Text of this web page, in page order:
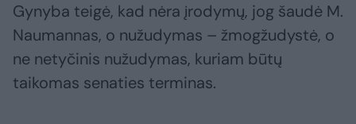
Gynyba teigė, kad nėra įrodymų, jog šaudė M.
Naumannas, o nužudymas – žmogžudystė, o
ne netyčinis nužudymas, kuriam būtų
taikomas senaties terminas.